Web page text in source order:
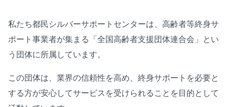
私たち都民シルバーサポートセンターは、高齢者等終身サ
ポート事業者が集まる「全国高齢者支援団体連合会」とい
う団体に所属しています。
この団体は、業界の信頼性を高め、終身サポートを必要と
する方が安心してサービスを受けられることを目的として